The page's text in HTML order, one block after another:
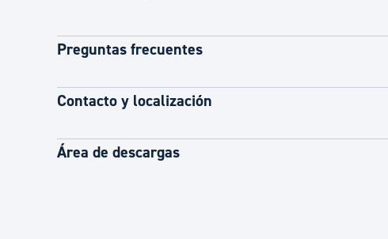
Preguntas frecuentes
Contacto y localización
Área de descargas